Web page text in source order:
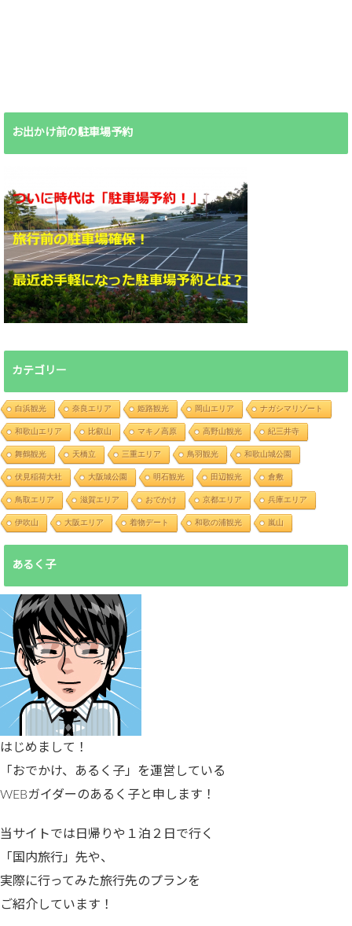
お出かけ前の駐車場予約
カテゴリー
白浜観光 奈良エリア 姫路観光 岡山エリア ナガシマリゾート
和歌山エリア 比叡山 マキノ高原 高野山観光 紀三井寺
舞鶴観光 天橋立 三重エリア 鳥羽観光 和歌山城公園
伏見稲荷大社 大阪城公園 明石観光 田辺観光 倉敷
鳥取エリア 滋賀エリア おでかけ 京都エリア 兵庫エリア
伊吹山 大阪エリア 着物デート 和歌の浦観光 嵐山
あるく子
はじめまして！
「おでかけ、あるく子」を運営している
WEBガイダーのあるく子と申します！
当サイトでは日帰りや１泊２日で行く
「国内旅行」先や、
実際に行ってみた旅行先のプランを
ご紹介しています！